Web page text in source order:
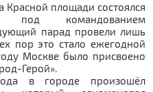
Красной площади состоялся
командованием
парад провели лишь
пор это стало ежегодной
Москве было присвоено
Герой».
в городе произошёл